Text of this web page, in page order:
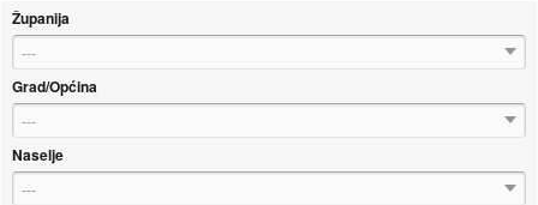
Županija
---
Grad/Općina
---
Naselje
---